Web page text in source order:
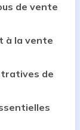
de vente
à la vente
de